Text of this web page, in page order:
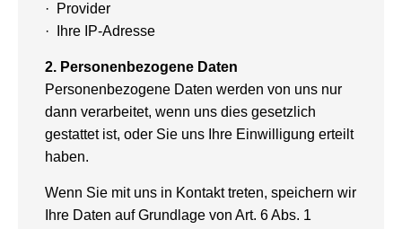
· Provider
· Ihre IP-Adresse
2. Personenbezogene Daten
Personenbezogene Daten werden von uns nur
dann verarbeitet, wenn uns dies gesetzlich
gestattet ist, oder Sie uns Ihre Einwilligung erteilt
haben.
Wenn Sie mit uns in Kontakt treten, speichern wir
Ihre Daten auf Grundlage von Art. 6 Abs. 1